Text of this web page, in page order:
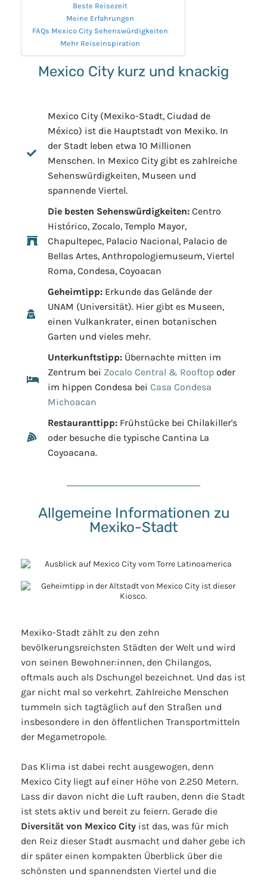
Beste Reisezeit
Meine Erfahrungen
FAQs Mexico City Sehenswürdigkeiten
Mehr Reiseinspiration
Mexico City kurz und knackig
Mexico City (Mexiko-Stadt, Ciudad de
México) ist die Hauptstadt von Mexiko. In
der Stadt leben etwa 10 Millionen
Menschen. In Mexico City gibt es zahlreiche
Sehenswürdigkeiten, Museen und
spannende Viertel.
Die besten Sehenswürdigkeiten: Centro
Histórico, Zocalo, Templo Mayor,
Chapultepec, Palacio Nacional, Palacio de
Bellas Artes, Anthropologiemuseum, Viertel
Roma, Condesa, Coyoacan
Geheimtipp: Erkunde das Gelände der
UNAM (Universität). Hier gibt es Museen,
einen Vulkankrater, einen botanischen
Garten und vieles mehr.
Unterkunftstipp: Übernachte mitten im
Zentrum bei Zocalo Central & Rooftop oder
im hippen Condesa bei Casa Condesa
Michoacan
Restauranttipp: Frühstücke bei Chilakiller's
oder besuche die typische Cantina La
Coyoacana.
Allgemeine Informationen zu
Mexiko-Stadt
Mexiko-Stadt zählt zu den zehn
bevölkerungsreichsten Städten der Welt und wird
von seinen Bewohner:innen, den Chilangos,
oftmals auch als Dschungel bezeichnet. Und das ist
gar nicht mal so verkehrt. Zahlreiche Menschen
tummeln sich tagtäglich auf den Straßen und
insbesondere in den öffentlichen Transportmitteln
der Megametropole.
Das Klima ist dabei recht ausgewogen, denn
Mexico City liegt auf einer Höhe von 2.250 Metern.
Lass dir davon nicht die Luft rauben, denn die Stadt
ist stets aktiv und bereit zu feiern. Gerade die
Diversität von Mexico City ist das, was für mich
den Reiz dieser Stadt ausmacht und daher gebe ich
dir später einen kompakten Überblick über die
schönsten und spannendsten Viertel und die